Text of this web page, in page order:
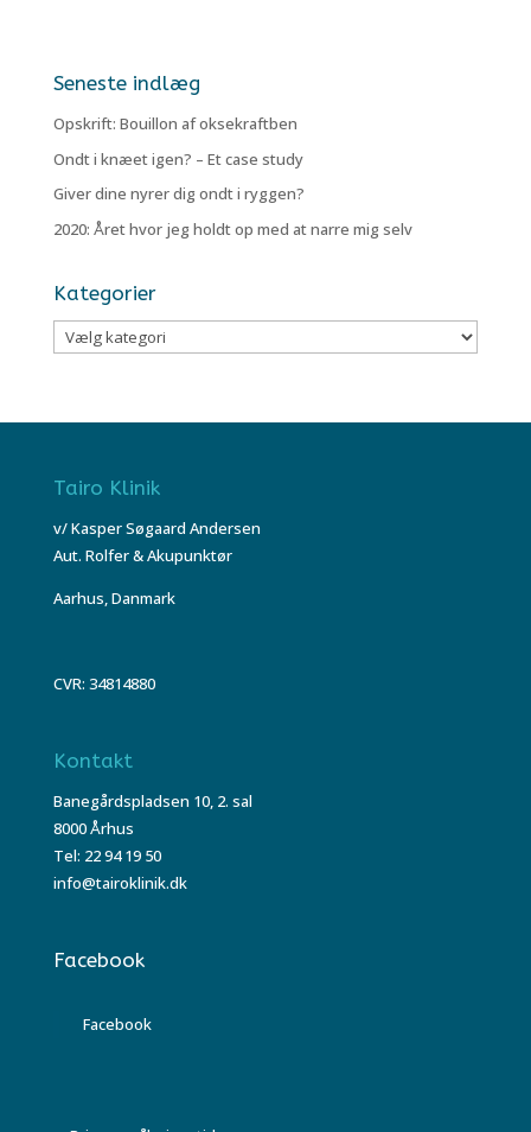
Seneste indlæg
Opskrift: Bouillon af oksekraftben
Ondt i knæet igen? – Et case study
Giver dine nyrer dig ondt i ryggen?
2020: Året hvor jeg holdt op med at narre mig selv
Kategorier
Kategorier
Tairo Klinik
v/ Kasper Søgaard Andersen
Aut. Rolfer & Akupunktør
Aarhus, Danmark
CVR: 34814880
Kontakt
Banegårdspladsen 10, 2. sal
8000 Århus
Tel: 22 94 19 50
info@tairoklinik.dk
Facebook
Facebook